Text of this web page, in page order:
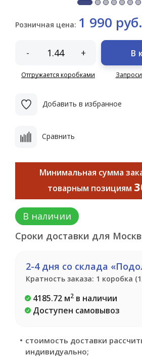
Розничная цена: 1 990 руб.
- +
Отгружается коробками
В
Добавить в избранное
Сравнить
Минимальная сумма
товарным позициям
В наличии
Сроки доставки для
2-4 дня со склада
Кратность заказа: 1 коробка
4185.72 м2 в наличии
Доступен самовывоз
стоимость доставки
индивидуально;